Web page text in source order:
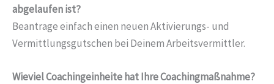
abgelaufen ist?
Beantrage einfach einen neuen Aktivierungs- und
Vermittlungsgutschen bei Deinem Arbeitsvermittler.
Wieviel Coachingeinheite hat Ihre Coachingmaßnahme?